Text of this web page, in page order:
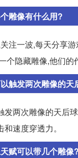
雕像有什么用?
注一波,每天分享
个隐藏雕像,他们的
触发两次雕像的天
发两次雕像的天后
速度穿透力。
赋可以带几个雕像?